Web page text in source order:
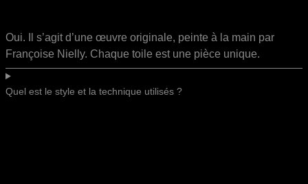
Oui. Il s’agit d’une œuvre originale, peinte à la main par
Françoise Nielly. Chaque toile est une pièce unique.
Quel est le style et la technique utilisés ?